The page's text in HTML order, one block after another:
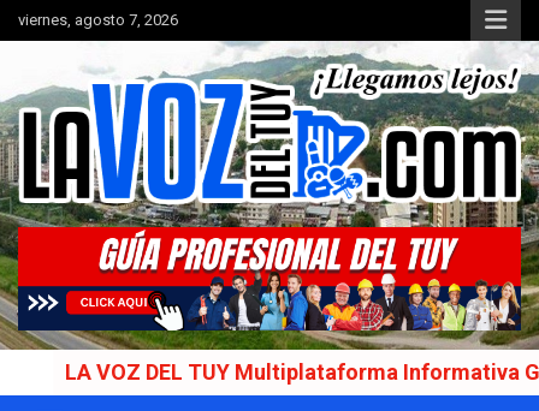
Saltar
al
viernes, agosto 7, 2026
La Voz del Tuy
Portal de noticias
LA VOZ DEL TUY Multiplataforma Informativa